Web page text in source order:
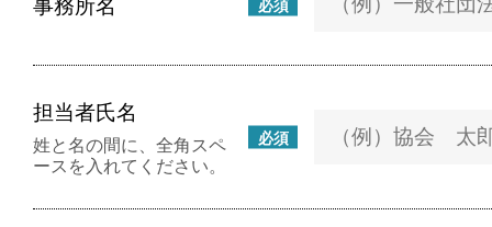
担当者氏名
必須
姓と名の間に、全角スペ
ースを入れてください。